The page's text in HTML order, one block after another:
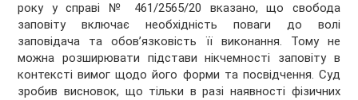
року у справі № 461/2565/20 вказано, що свобода
заповіту включає необхідність поваги до волі
заповідача та обов’язковість її виконання. Тому не
можна розширювати підстави нікчемності заповіту в
контексті вимог щодо його форми та посвідчення. Суд
зробив висновок, що тільки в разі наявності фізичних